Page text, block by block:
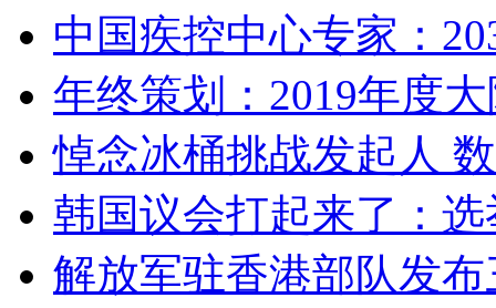
中国疾控中心专家：
年终策划：2019年度
悼念冰桶挑战发起人
韩国议会打起来了：
解放军驻香港部队发